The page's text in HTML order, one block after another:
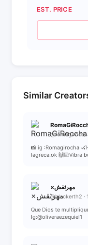
EST. PRICE
Similar
📸 ig :Romagirocha
lagreca.ok 🙌🏻Vibra
×مهرثقش
@blackerth2 ·
Que Dios te
Ig:@oliveraezequiel1